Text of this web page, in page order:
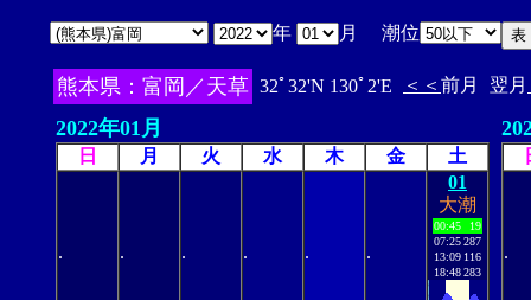
年 月 潮位
熊本県：富岡／天草 32ﾟ32'N 130ﾟ2'E ＜＜ 前月 翌月
2022年01月
日 月 火 水 木 金 土
. . . . . .
01
大潮
00:45
19
07:25287
13:09 116
18:48283
.